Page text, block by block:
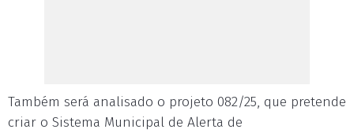
Também será analisado o projeto 082/25, que pretende
criar o Sistema Municipal de Alerta de